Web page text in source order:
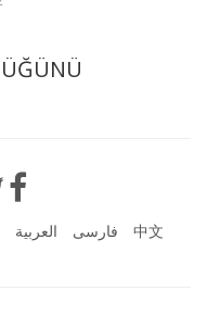
العربية فارسی 中文